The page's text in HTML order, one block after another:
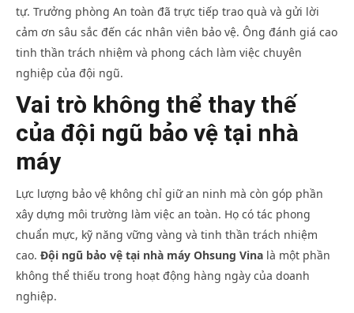
tự. Trưởng phòng An toàn đã trực tiếp trao quà và gửi lời
cảm ơn sâu sắc đến các nhân viên bảo vệ. Ông đánh giá cao
tinh thần trách nhiệm và phong cách làm việc chuyên
nghiệp của đội ngũ.
Vai trò không thể thay thế
của đội ngũ bảo vệ tại nhà
máy
Lực lượng bảo vệ không chỉ giữ an ninh mà còn góp phần
xây dựng môi trường làm việc an toàn. Họ có tác phong
chuẩn mực, kỹ năng vững vàng và tinh thần trách nhiệm
cao. Đội ngũ bảo vệ tại nhà máy Ohsung Vina là một phần
không thể thiếu trong hoạt động hàng ngày của doanh
nghiệp.